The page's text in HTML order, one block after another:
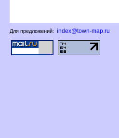
Для предложений: index@town-map.ru